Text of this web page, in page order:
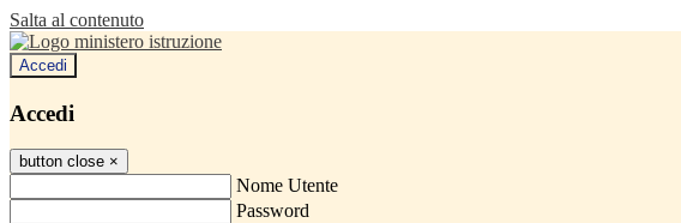
Salta al contenuto
Accedi
Accedi
button close ×
Nome Utente
Password